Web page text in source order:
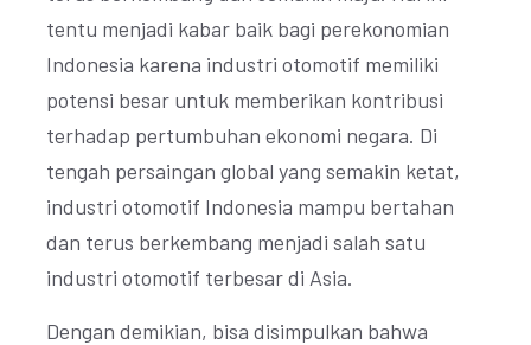
tentu menjadi kabar baik bagi perekonomian
Indonesia karena industri otomotif memiliki
potensi besar untuk memberikan kontribusi
terhadap pertumbuhan ekonomi negara. Di
tengah persaingan global yang semakin ketat,
industri otomotif Indonesia mampu bertahan
dan terus berkembang menjadi salah satu
industri otomotif terbesar di Asia.
Dengan demikian, bisa disimpulkan bahwa